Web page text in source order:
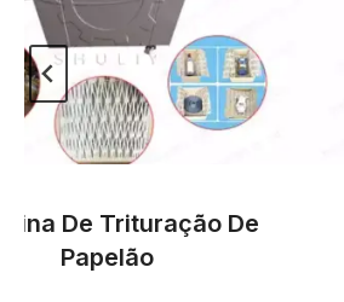
De Trituração De
Papelão